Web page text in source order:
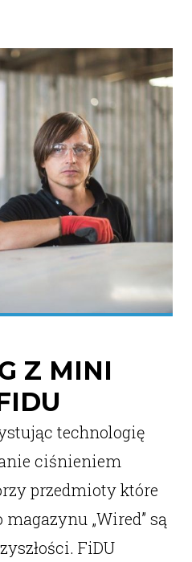
Z MINI
technologię
ciśnieniem
przedmioty które
„Wired” są
FiDU